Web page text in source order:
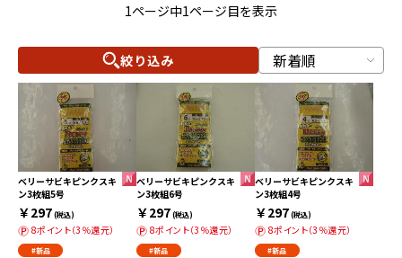
1ページ中1ページ目を表示
絞り込み
ベリーサビキピンクスキ
ン3枚組5号
￥297(税込)
8ポイント（3％還元）
#新品
ベリーサビキピンクスキ
ン3枚組6号
￥297(税込)
8ポイント（3％還元）
#新品
ベリーサビキピンクスキ
ン3枚組4号
￥297(税込)
8ポイント（3％還元）
#新品